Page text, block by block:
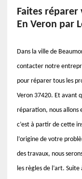
Faites
En Veron par
Dans la ville de
contacter notre
pour réparer tous les
Veron 37420. Et avant
réparation, nous
c’est à partir de cette
l’origine de votre
des travaux, nous
les règles de l’art.